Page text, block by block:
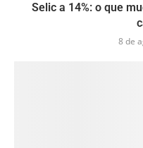
Selic a 14%: o que
8 de